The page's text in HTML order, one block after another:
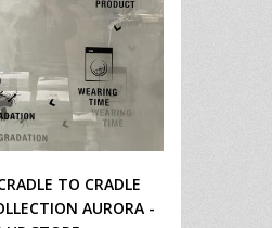
TO CRADLE
AURORA -